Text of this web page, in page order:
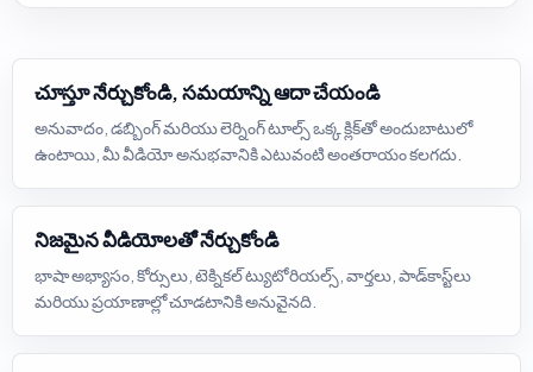
చూస్తూ నేర్చుకోండి, సమయాన్ని ఆదా చేయండి
అనువాదం, డబ్బింగ్ మరియు లెర్నింగ్ టూల్స్ ఒక్క క్లిక్‌తో అందుబాటులో
ఉంటాయి, మీ వీడియో అనుభవానికి ఎటువంటి అంతరాయం కలగదు.
నిజమైన వీడియోలతో నేర్చుకోండి
భాషా అభ్యాసం, కోర్సులు, టెక్నికల్ ట్యుటోరియల్స్, వార్తలు, పాడ్‌కాస్ట్‌లు
మరియు ప్రయాణాల్లో చూడటానికి అనువైనది.